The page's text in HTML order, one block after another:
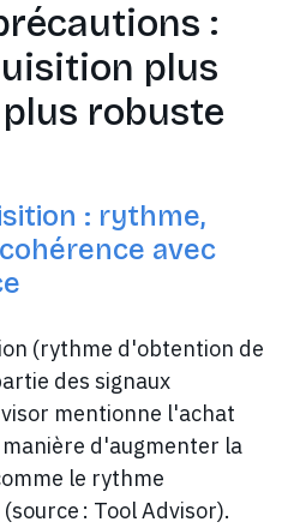
:
plus
robuste
: rythme,
avec
(rythme d'obtention de
des signaux
mentionne l'achat
d'augmenter la
le rythme
: Tool Advisor).